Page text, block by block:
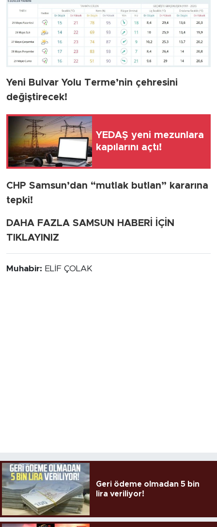
Yeni Bulvar Yolu Terme’nin çehresini
değiştirecek!
YEDAŞ yeni mezunlara
kapılarını açtı!
CHP Samsun’dan “mutlak butlan” kararına
tepki!
DAHA FAZLA SAMSUN HABERİ İÇİN
TIKLAYINIZ
Muhabir: ELİF ÇOLAK
Geri ödeme olmadan 5 bin
lira veriliyor!